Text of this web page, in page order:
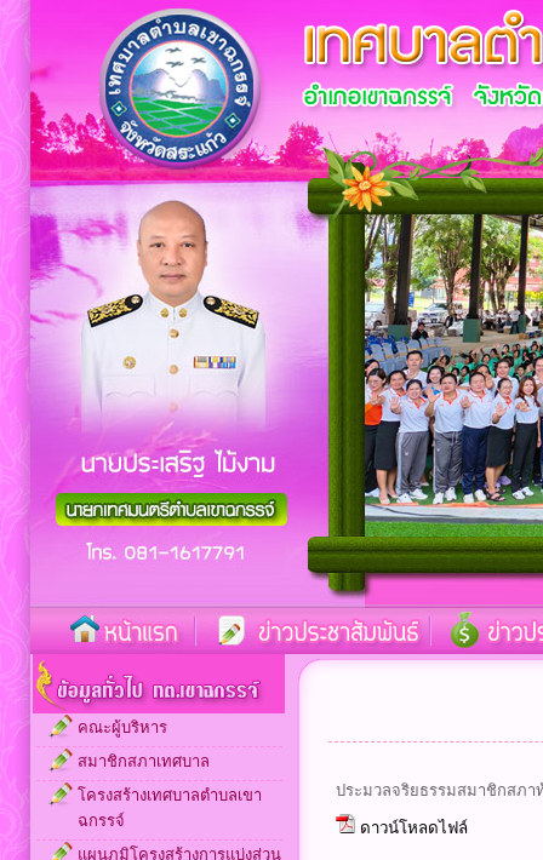
คณะผู้บริหาร
สมาชิกสภาเทศบาล
โครงสร้างเทศบาลตำบลเขา
ฉกรรจ์
แผนภูมิโครงสร้างการแบ่งส่วน
ประมวลจริยธรรมสมาชิกสภา
ดาวน์โหลดไฟล์